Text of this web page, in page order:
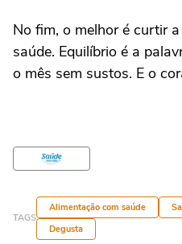
No fim, o melhor é curtir
saúde. Equilíbrio é a
o mês sem sustos. E o
TAGS
Alimentação com saúde
Degusta